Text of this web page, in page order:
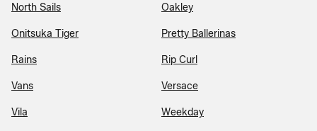
North Sails Oakley
Onitsuka Tiger Pretty Ballerinas
Rains Rip Curl
Vans Versace
Vila Weekday